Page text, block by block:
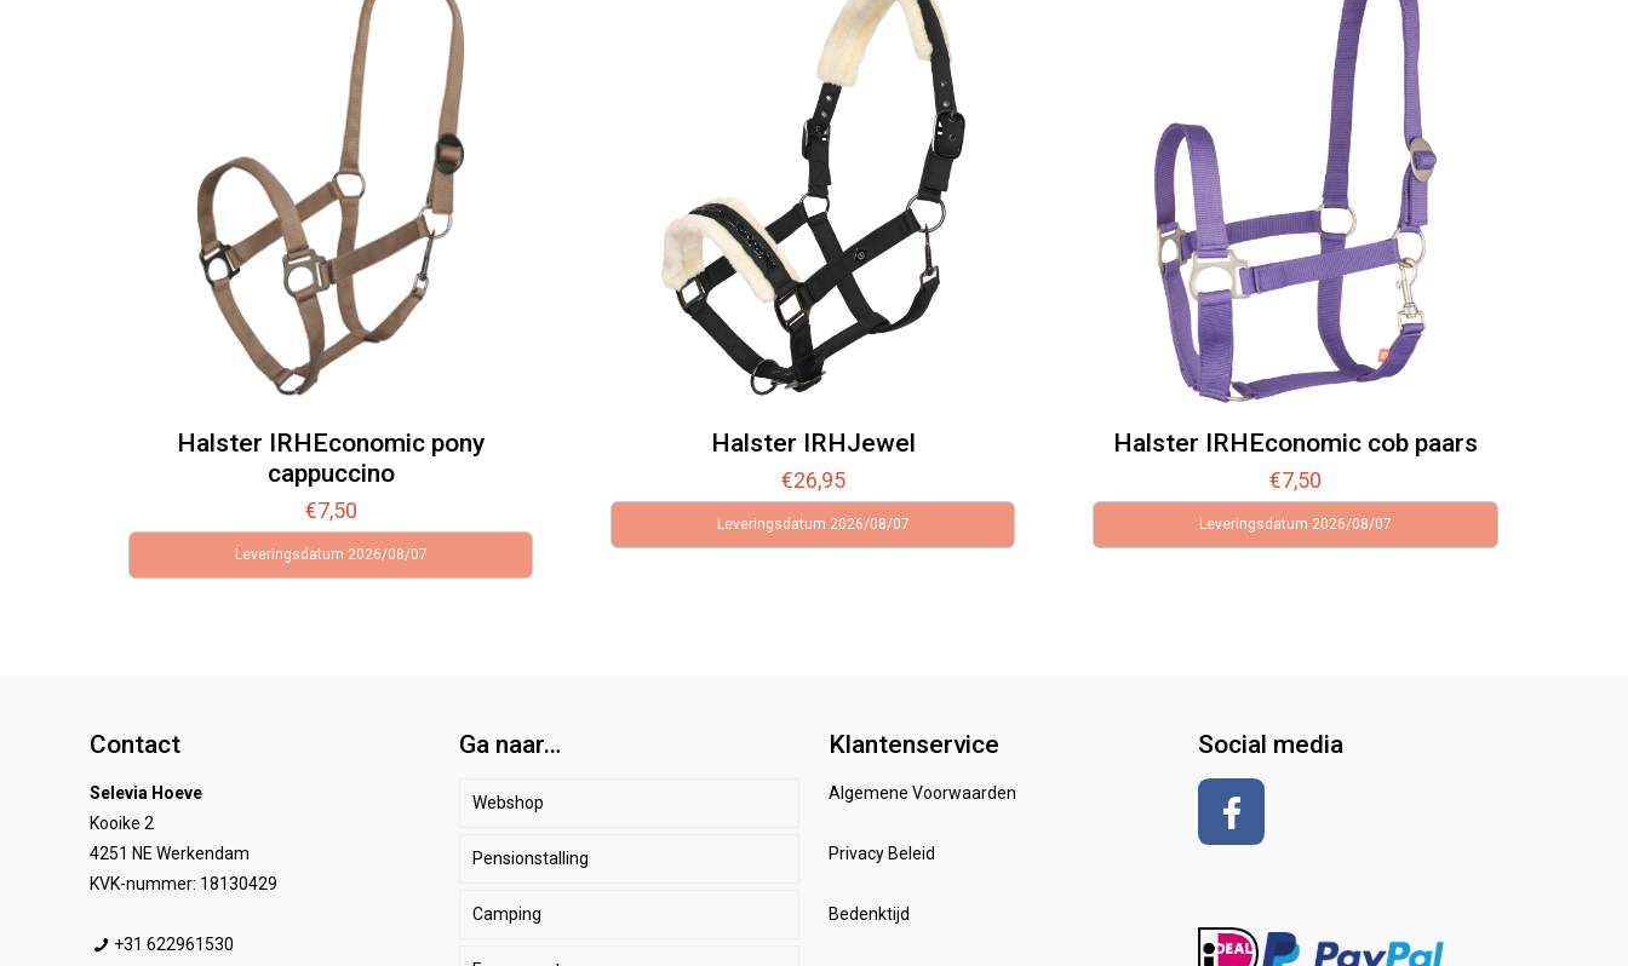
Halster IRHEconomic pony
cappuccino
€7,50
Leveringsdatum 2026/08/07
Halster IRHJewel
€26,95
Leveringsdatum 2026/08/07
Halster IRHEconomic cob paars
€7,50
Leveringsdatum 2026/08/07
Contact
Selevia Hoeve
Kooike 2
4251 NE Werkendam
KVK-nummer: 18130429
+31 622961530
Ga naar…
Webshop
Paard
Beenbeschermers
Ruiter
Pensionstalling
Camping
Klantenservice
Algemene Voorwaarden
Privacy Beleid
Bedenktijd
Social media